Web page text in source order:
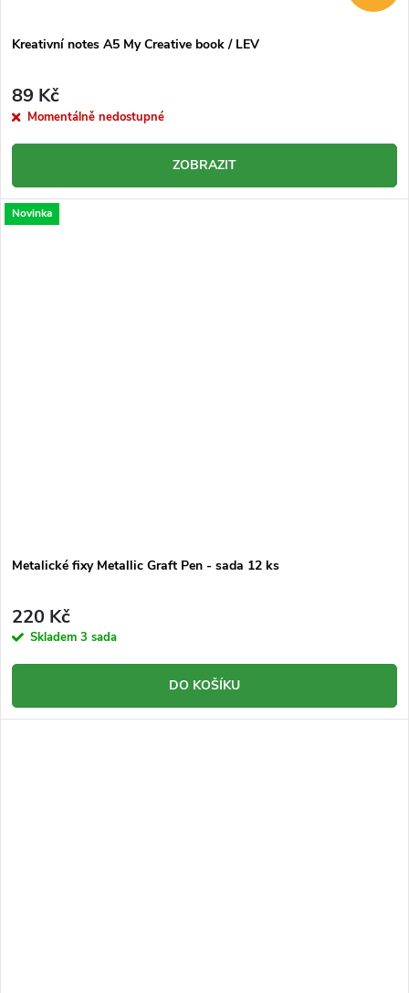
Kreativní notes A5 My Creative book / LEV
89 Kč
Momentálně nedostupné
ZOBRAZIT
Novinka
Metalické fixy Metallic Graft Pen - sada 12 ks
220 Kč
Skladem 3 sada
DO KOŠÍKU